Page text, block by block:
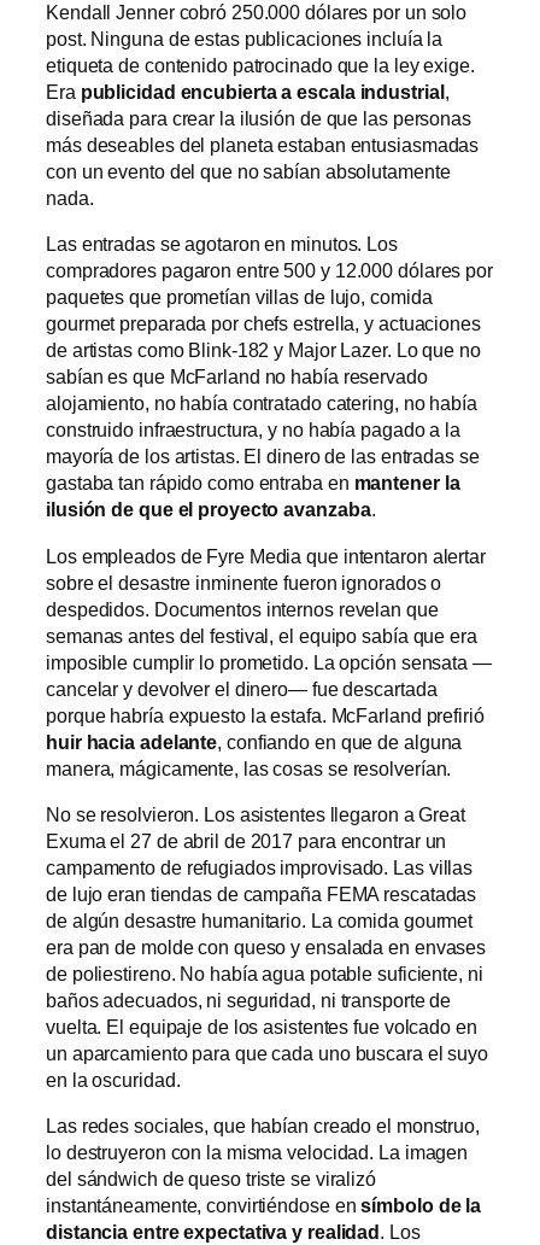
Kendall Jenner cobró 250.000 dólares por un solo
post. Ninguna de estas publicaciones incluía la
etiqueta de contenido patrocinado que la ley exige.
Era publicidad encubierta a escala industrial,
diseñada para crear la ilusión de que las personas
más deseables del planeta estaban entusiasmadas
con un evento del que no sabían absolutamente
nada.
Las entradas se agotaron en minutos. Los
compradores pagaron entre 500 y 12.000 dólares por
paquetes que prometían villas de lujo, comida
gourmet preparada por chefs estrella, y actuaciones
de artistas como Blink-182 y Major Lazer. Lo que no
sabían es que McFarland no había reservado
alojamiento, no había contratado catering, no había
construido infraestructura, y no había pagado a la
mayoría de los artistas. El dinero de las entradas se
gastaba tan rápido como entraba en mantener la
ilusión de que el proyecto avanzaba.
Los empleados de Fyre Media que intentaron alertar
sobre el desastre inminente fueron ignorados o
despedidos. Documentos internos revelan que
semanas antes del festival, el equipo sabía que era
imposible cumplir lo prometido. La opción sensata —
cancelar y devolver el dinero— fue descartada
porque habría expuesto la estafa. McFarland prefirió
huir hacia adelante , confiando en que de alguna
manera, mágicamente, las cosas se resolverían.
No se resolvieron. Los asistentes llegaron a Great
Exuma el 27 de abril de 2017 para encontrar un
campamento de refugiados improvisado. Las villas
de lujo eran tiendas de campaña FEMA rescatadas
de algún desastre humanitario. La comida gourmet
era pan de molde con queso y ensalada en envases
de poliestireno. No había agua potable suficiente, ni
baños adecuados, ni seguridad, ni transporte de
vuelta. El equipaje de los asistentes fue volcado en
un aparcamiento para que cada uno buscara el suyo
en la oscuridad.
Las redes sociales, que habían creado el monstruo,
lo destruyeron con la misma velocidad. La imagen
del sándwich de queso triste se viralizó
instantáneamente, convirtiéndose ensímbolo de la
distancia entre expectativa y realidad. Los